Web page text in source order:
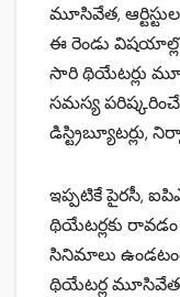
మూసివేత,
ఈ రెండు
సారి థియేటర్లు
సమస్య
డిస్ట్రిబ్యూటర్లు,
ఇప్పటికే పైరసీ,
థియేటర్లకు
సినిమాలు
థియేటర్ల మూసివేత